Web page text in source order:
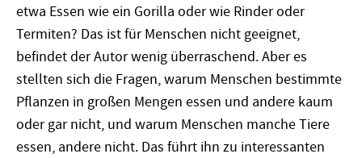
etwa Essen wie ein Gorilla oder wie Rinder oder
Termiten? Das ist für Menschen nicht geeignet,
befindet der Autor wenig überraschend. Aber es
stellten sich die Fragen, warum Menschen bestimmte
Pflanzen in großen Mengen essen und andere kaum
oder gar nicht, und warum Menschen manche Tiere
essen, andere nicht. Das führt ihn zu interessanten